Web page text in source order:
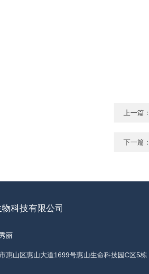
上一篇
下一篇
科技有限公司
丽
惠山区惠山大道1699号惠山生命科技园C区5栋